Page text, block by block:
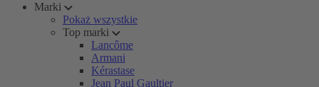
Marki
Pokaż wszystkie
Top marki
Lancôme
Armani
Kérastase
Jean Paul Gaultier